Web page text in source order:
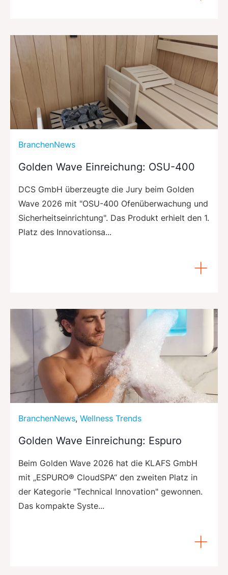
BranchenNews
Golden Wave Einreichung: OSU-400
DCS GmbH überzeugte die Jury beim Golden
Wave 2026 mit "OSU-400 Ofenüberwachung und
Sicherheitseinrichtung". Das Produkt erhielt den 1.
Platz des Innovationsa...
BranchenNews, Wellness Trends
Golden Wave Einreichung: Espuro
Beim Golden Wave 2026 hat die KLAFS GmbH
mit „ESPURO® CloudSPA“ den zweiten Platz in
der Kategorie "Technical Innovation" gewonnen.
Das kompakte Syste...